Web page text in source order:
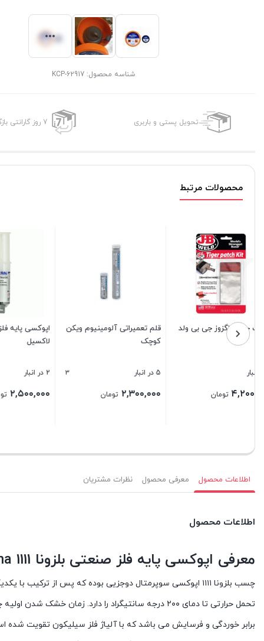
شناسه محصول: KCP-62917
تحویل پستی و باربری 7 روز گارانتی بازگشت وجه
محصولات مرتبط
خمیر تعمیراتی چدن و
آلومینیوم رضانیا
4
۶۰۰,۰۰۰
قلم تعمیراتی چدن ویکن کوچک
۲,۰۰۰,۰۰۰ تماس
اطلاعات محصول معرفی محصول نظرات مشتریان
اطلاعات محصول
معرفی اپوکسی پایه فلز صنعتی بلزونا Belzona 1111
برابر خوردگی و فرسایش می باشد که با آلیاژ فلز سیلیکون تقویت